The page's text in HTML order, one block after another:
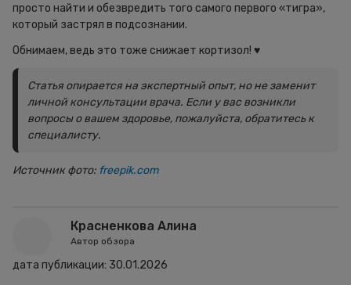
просто найти и обезвредить того самого первого «тигра»,
который застрял в подсознании.
Обнимаем, ведь это тоже снижает кортизол! ♥
Статья опирается на экспертный опыт, но не заменит
личной консультации врача. Если у вас возникли
вопросы о вашем здоровье, пожалуйста, обратитесь к
специалисту.
Источник фото: freepik.com
Красненкова Алина
Автор обзора
дата публикации: 30.01.2026